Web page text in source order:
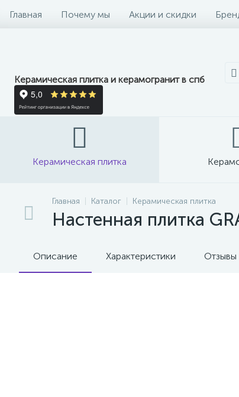
Главная Почему мы Акции и скидки
Керамическая плитка и керамогранит в спб
Керамическая плитка
Главная Каталог Керамическая плитка
Настенная плитка
Описание Характеристики Отзывы